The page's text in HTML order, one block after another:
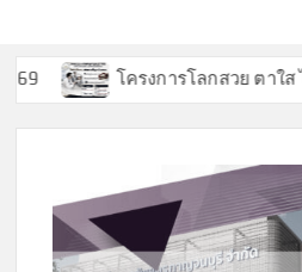
โครงการโลกสวย ตาใส ไร้